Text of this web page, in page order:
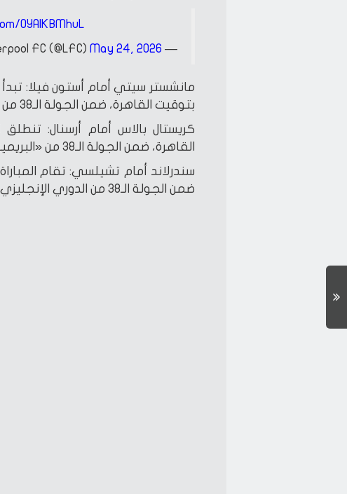
0YAlKBMhuL
— Liverpool FC (@LFC)
May 24, 2026
مانشستر سيتي أمام أستون فيلا:
بتوقيت القاهرة، ضمن الجولة الـ38 من «البريميرليج».
كريستال بالاس أمام أرسنال:
القاهرة، ضمن الجولة الـ38 من «البريميرليج».
سندرلاند أمام تشيلسي: تقام
ضمن الجولة الـ38 من الدوري الإنجليزي.